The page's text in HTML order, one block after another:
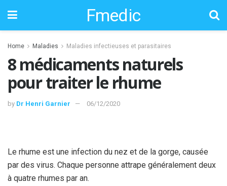
Fmedic
Home Maladies Maladies infectieuses et parasitaires
8 médicaments naturels
pour traiter le rhume
by Dr Henri Garnier 06/12/2020
Le rhume est une infection du nez et de la gorge, causée
par des virus. Chaque personne attrape généralement deux
à quatre rhumes par an.